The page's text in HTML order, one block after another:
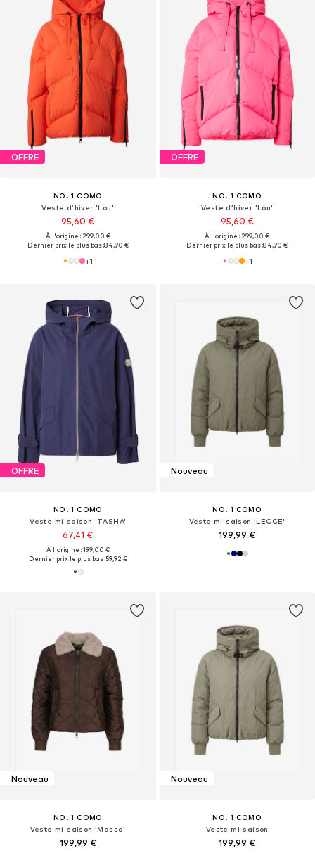
OFFRE
NO. 1 COMO
Veste d’hiver 'Lou'
95,60 €
À l'origine : 299,00 €
Dernier prix le plus bas :84,90 €
+1
OFFRE
NO. 1 COMO
Veste d’hiver 'Lou'
95,60 €
À l'origine : 299,00 €
Dernier prix le plus bas :84,90 €
+1
OFFRE
NO. 1 COMO
Veste mi-saison 'TASHA'
67,41 €
À l'origine : 199,00 €
Dernier prix le plus bas :59,92 €
Nouveau
NO. 1 COMO
Veste mi-saison 'LECCE'
199,99 €
Nouveau
NO. 1 COMO
Veste mi-saison 'Massa'
199,99 €
Nouveau
NO. 1 COMO
Veste mi-saison
199,99 €